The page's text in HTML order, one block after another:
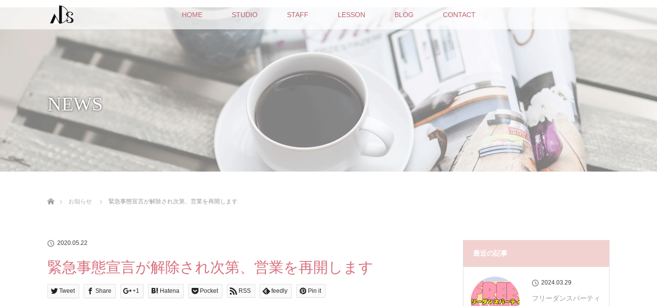
HOME STUDIO STAFF LESSON BLOG CONTACT
NEWS
お知らせ
緊急事態宣言が解除され次第、営業を再開します
2020.05.22
緊急事態宣言が解除され次第、営業を再開します
Tweet Share +1 Hatena Pocket RSS feedly Pin it
最近の記事
2024.03.29
フリーダンスパーティ